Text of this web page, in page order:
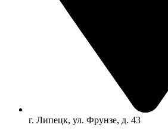
г. Липецк, ул. Фрунзе, д. 43